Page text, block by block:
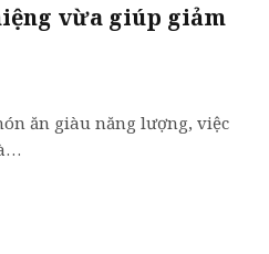
vừa giúp giảm
ăn giàu năng lượng, việc